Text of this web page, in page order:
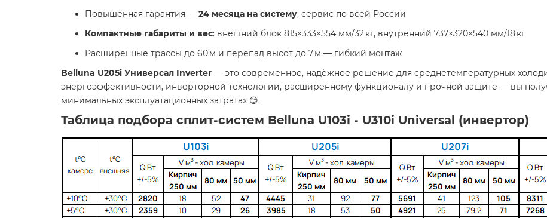
Повышенная гарантия — 24 месяца на систему, сервис по всей России
Компактные габариты и вес: внешний блок 815×333×554 мм/32 кг, внутренний 737×320×540 мм/18 кг
Расширенные трассы до 60 м и перепад высот до 7 м — гибкий монтаж
Belluna U205i Универсал Inverter — это современное, надёжное решение для среднетемпературных
энергоэффективности, инверторной технологии, расширенному функционалу и прочной защите — вы
минимальных эксплуатационных затратах 😊.
Таблица подбора сплит-систем Belluna U103i - U310i Universal (инвертор)